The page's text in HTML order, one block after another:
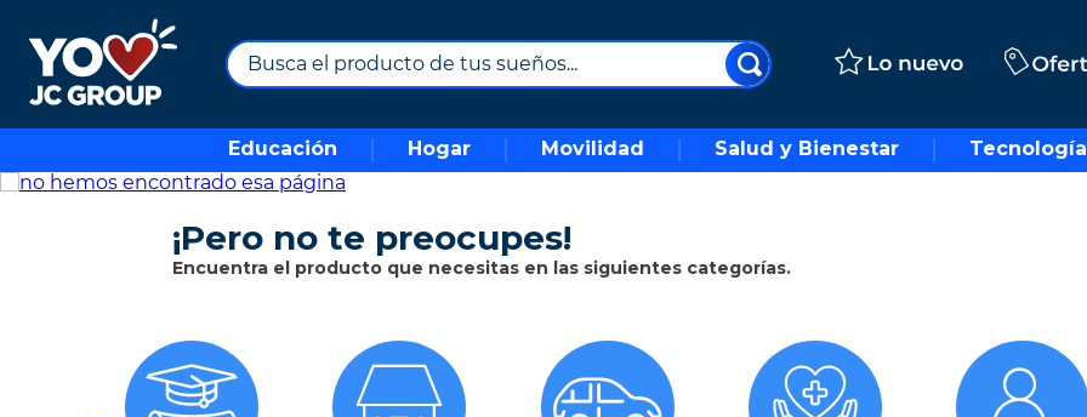
Busca el producto de tus sueños...
Educación Hogar Movilidad Salud y Bienestar Tecnología
¡Pero no te preocupes!
Encuentra el producto que necesitas en las siguientes categorías.
TÉRMINOS MÁS BUSCADOS
2.
maximuebles
moto
nevera
turismo
.
impresora